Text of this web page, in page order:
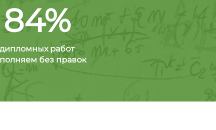
84%
дипломных работ
без правок